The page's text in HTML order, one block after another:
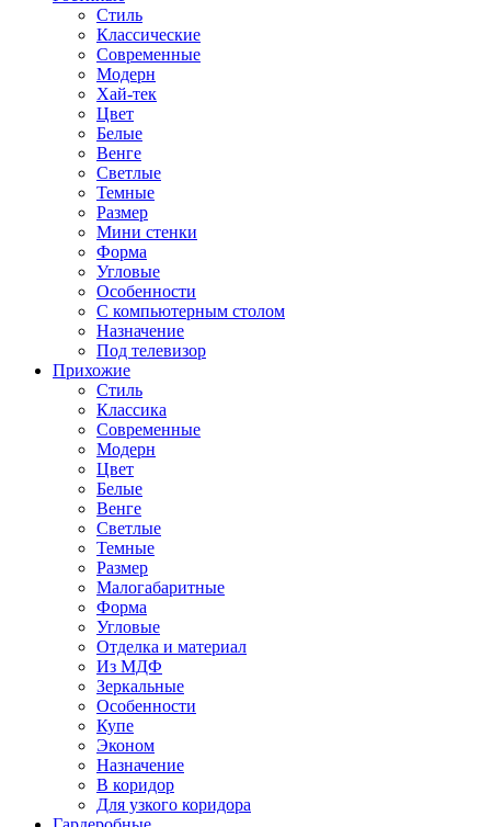
Стиль
Классические
Современные
Модерн
Хай-тек
Цвет
Белые
Венге
Светлые
Темные
Размер
Мини стенки
Форма
Угловые
Особенности
С компьютерным столом
Назначение
Под телевизор
Прихожие
Стиль
Классика
Современные
Модерн
Цвет
Белые
Венге
Светлые
Темные
Размер
Малогабаритные
Форма
Угловые
Отделка и материал
Из МДФ
Зеркальные
Особенности
Купе
Эконом
Назначение
В коридор
Для узкого коридора